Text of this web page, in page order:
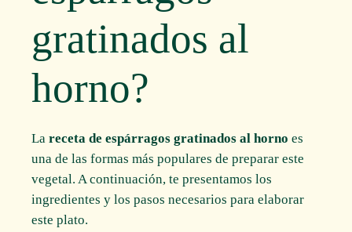
gratinados al
horno?
Lareceta de espárragos gratinados al horno es
una de las formas más populares de preparar este
vegetal. A continuación, te presentamos los
ingredientes y los pasos necesarios para elaborar
este plato.